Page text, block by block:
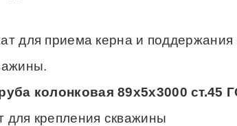
для приема керна и поддержания
колонковая 89х5х3000 ст.45
крепления скважины